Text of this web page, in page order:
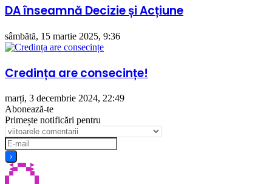
DA înseamnă Decizie și Acțiune
sâmbătă, 15 martie 2025, 9:36
Credința are consecințe!
marți, 3 decembrie 2024, 22:49
Abonează-te
Primește notificări pentru